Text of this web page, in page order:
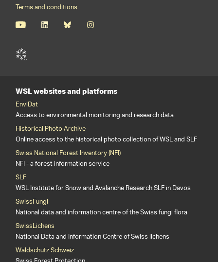
Terms and conditions
WSL websites and platforms
EnviDat
Access to environmental monitoring and research data
Historical Photo Archive
Online access to the historical photo collection of WSL and SLF
Swiss National Forest Inventory (NFI)
NFI - a forest information service
SLF
WSL Institute for Snow and Avalanche Research SLF in Davos
SwissFungi
National data and information centre of the Swiss fungi flora
SwissLichens
National Data and Information Centre of Swiss lichens
Waldschutz Schweiz